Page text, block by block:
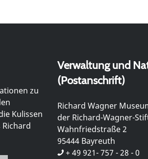
zu
Kulissen
Verwaltung und
(Postanschrift)
Richard Wagner
der Richard-Wagner-
Wahnfriedstraße 2
95444 Bayreuth
+ 49 921- 757 - 28 - 0